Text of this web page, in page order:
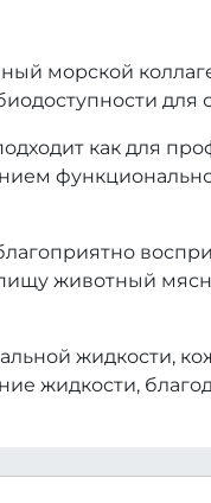
морской
для
как для
животный
жидкости,
жидкости,